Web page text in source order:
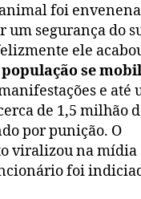
foi
um segurança do
ele
se
e até
de 1,5 milhão
por punição. O
viralizou na mídia
foi